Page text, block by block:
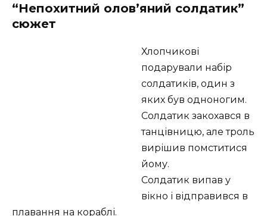
“Непохитний олов’яний солдатик”
сюжет
Хлопчикові
подарували набір
солдатиків, один з
яких був одноногим.
Солдатик закохався в
танцівницю, але троль
вирішив помститися
йому.
Солдатик випав у
вікно і відправився в
плавання на кораблі.